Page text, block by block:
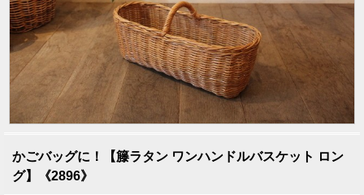
かごバッグに！【籐ラタン ワンハンドルバスケット ロン
グ】《2896》